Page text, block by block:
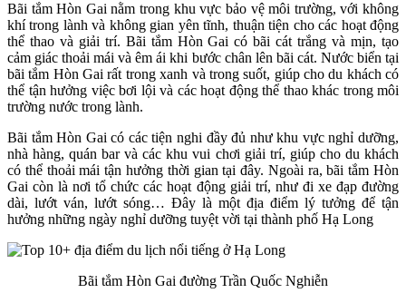
Bãi tắm Hòn Gai nằm trong khu vực bảo vệ môi trường, với không
khí trong lành và không gian yên tĩnh, thuận tiện cho các hoạt động
thể thao và giải trí. Bãi tắm Hòn Gai có bãi cát trắng và mịn, tạo
cảm giác thoải mái và êm ái khi bước chân lên bãi cát. Nước biển tại
bãi tắm Hòn Gai rất trong xanh và trong suốt, giúp cho du khách có
thể tận hưởng việc bơi lội và các hoạt động thể thao khác trong môi
trường nước trong lành.
Bãi tắm Hòn Gai có các tiện nghi đầy đủ như khu vực nghỉ dưỡng,
nhà hàng, quán bar và các khu vui chơi giải trí, giúp cho du khách
có thể thoải mái tận hưởng thời gian tại đây. Ngoài ra, bãi tắm Hòn
Gai còn là nơi tổ chức các hoạt động giải trí, như đi xe đạp đường
dài, lướt ván, lướt sóng… Đây là một địa điểm lý tưởng để tận
hưởng những ngày nghỉ dưỡng tuyệt vời tại thành phố Hạ Long
Bãi tắm Hòn Gai đường Trần Quốc Nghiễn